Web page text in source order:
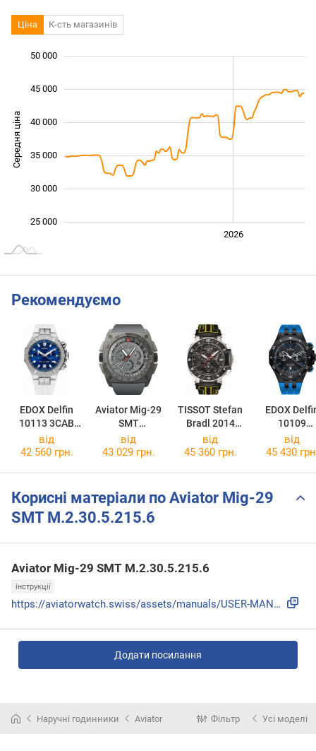
Ціна К-сть магазинів
Середня ціна
25 000
30 000
35 000
40 000
45 000
50 000
2026
Рекомендуємо
EDOX Delfin
10113 3CAB
BUIN
Aviator Mig-29
SMT
M.2.30.7.221.6
TISSOT Stefan
Bradl 2014
Limited Edition
T048.417.27.0
EDOX
10109
37NBUCA
від
42 560 грн.
від
43 029 грн.
від
45 360 грн.
від
45 430
Корисні матеріали по Aviator Mig-29
SMT M.2.30.5.215.6
Aviator Mig-29 SMT M.2.30.5.215.6
інструкції
https://aviatorwatch.swiss/assets/manuals/USER-MANUAL-MIG-2...
Додати посилання
Наручні годинники Aviator Фільтр Усі моделі